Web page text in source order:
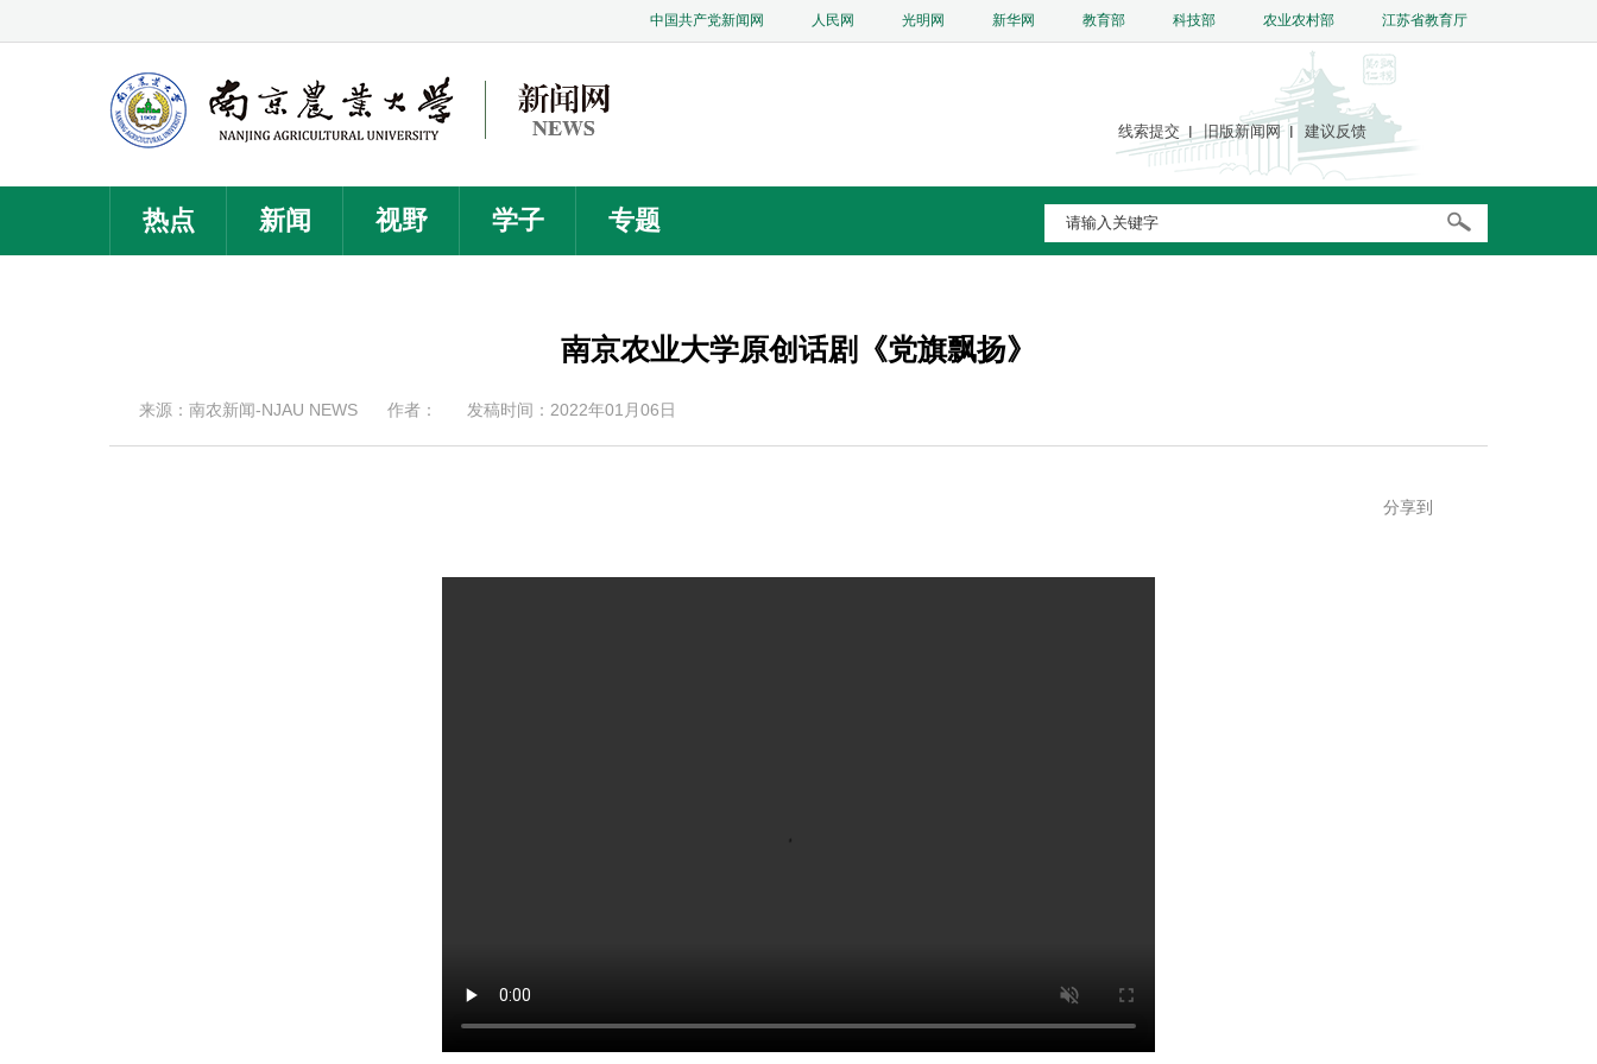
中国共产党新闻网 人民网 光明网 新华网 教育部 科技部 农业农村部 江苏省教育厅
线索提交 旧版新闻网 建议反馈
热点 新闻 视野 学子 专题
南京农业大学原创话剧《党旗飘扬》
来源：南农新闻-NJAU NEWS 作者： 发稿时间：2022年01月06日
分享到